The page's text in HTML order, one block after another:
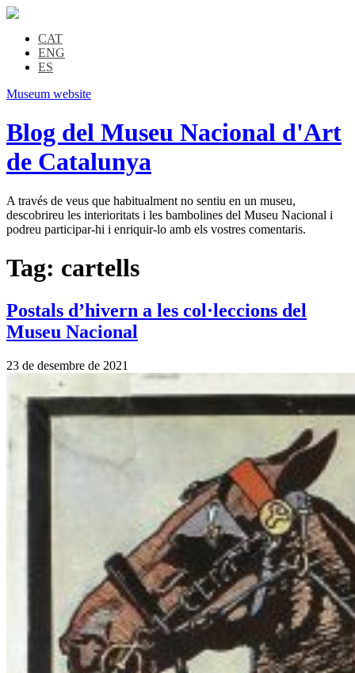
CAT
ENG
ES
Museum website
Blog del Museu Nacional d'Art
de Catalunya
A través de veus que habitualment no sentiu en un museu,
descobrireu les interioritats i les bambolines del Museu Nacional i
podreu participar-hi i enriquir-lo amb els vostres comentaris.
Tag: cartells
Postals d’hivern a les col·leccions del
Museu Nacional
23 de desembre de 2021